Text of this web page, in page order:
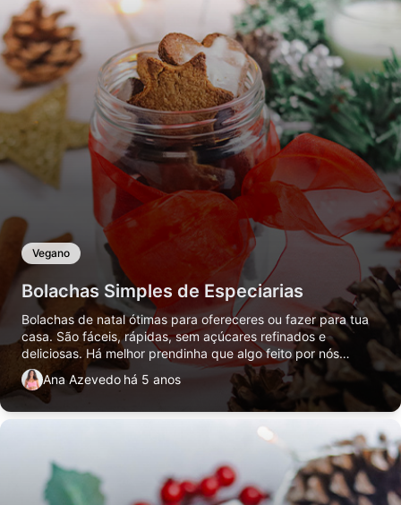
Vegano
Bolachas Simples de Especiarias
Bolachas de natal ótimas para ofereceres ou fazer para tua
casa. São fáceis, rápidas, sem açúcares refinados e
deliciosas. Há melhor prendinha que algo feito por nós
mesmo com amor?
Ana Azevedo há 5 anos